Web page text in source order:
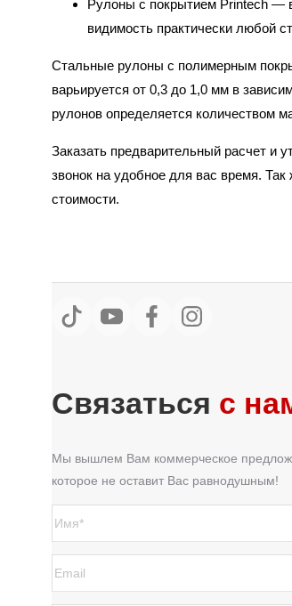
Рулоны с покрытием Printech —
видимость практически любой
Стальные рулоны с полимерным
варьируется от 0,3 до 1,0 мм в
рулонов определяется количеством
Заказать предварительный расчет и
звонок на удобное для вас время.
стоимости.
Связаться с
Мы вышлем Вам коммерческое
которое не оставит Вас равнодушным!